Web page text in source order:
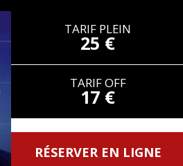
TARIF PLEIN
25 €
TARIF OFF
17 €
RÉSERVER EN LIGNE